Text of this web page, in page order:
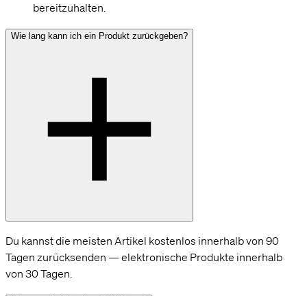
bereitzuhalten.
Wie lang kann ich ein Produkt zurückgeben?
Du kannst die meisten Artikel kostenlos innerhalb von 90
Tagen zurücksenden — elektronische Produkte innerhalb
von 30 Tagen.